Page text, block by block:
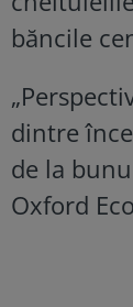
băncile
dintre
de la
Oxford